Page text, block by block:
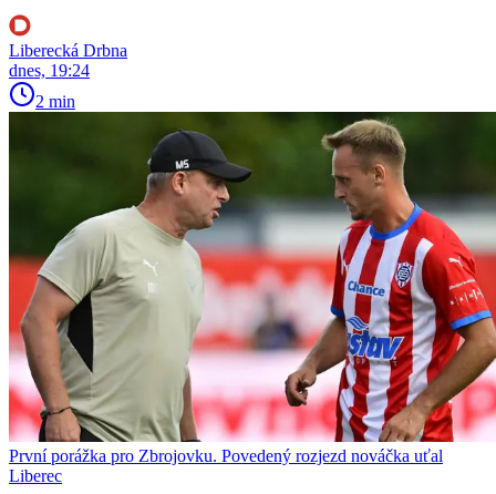
Liberecká Drbna
dnes, 19:24
2 min
První porážka pro Zbrojovku. Povedený rozjezd nováčka uťal
Liberec